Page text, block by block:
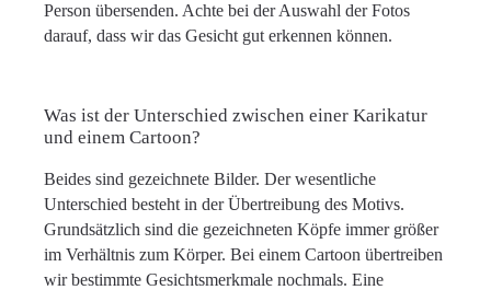
Person übersenden. Achte bei der Auswahl der Fotos
darauf, dass wir das Gesicht gut erkennen können.
Was ist der Unterschied zwischen einer Karikatur
und einem Cartoon?
Beides sind gezeichnete Bilder. Der wesentliche
Unterschied besteht in der Übertreibung des Motivs.
Grundsätzlich sind die gezeichneten Köpfe immer größer
im Verhältnis zum Körper. Bei einem Cartoon übertreiben
wir bestimmte Gesichtsmerkmale nochmals. Eine